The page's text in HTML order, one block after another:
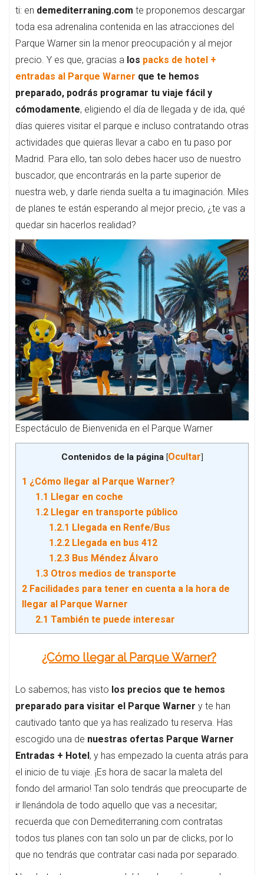
ti: en demediterraning.com te proponemos descargar
toda esa adrenalina contenida en las atracciones del
Parque Warner sin la menor preocupación y al mejor
precio. Y es que, gracias a los packs de hotel +
entradas al Parque Warner que te hemos
preparado, podrás programar tu viaje fácil y
cómodamente, eligiendo el día de llegada y de ida, qué
días quieres visitar el parque e incluso contratando otras
actividades que quieras llevar a cabo en tu paso por
Madrid. Para ello, tan solo debes hacer uso de nuestro
buscador, que encontrarás en la parte superior de
nuestra web, y darle rienda suelta a tu imaginación. Miles
de planes te están esperando al mejor precio, ¿te vas a
quedar sin hacerlos realidad?
Espectáculo de Bienvenida en el Parque Warner
Contenidos de la página [Ocultar]
1 ¿Cómo llegar al Parque Warner?
1.1 Llegar en coche
1.2Llegar en transporte público
1.2.1 Llegada en Renfe/Bus
1.2.2Llegada en bus 412
1.2.3Bus Méndez Álvaro
1.3Otros medios de transporte
2 Facilidades para tener en cuenta a la hora de
llegar al Parque Warner
2.1 También te puede interesar
¿Cómo llegar al Parque Warner?
Lo sabemos; has visto los precios que te hemos
preparado para visitar el Parque Warner y te han
cautivado tanto que ya has realizado tu reserva. Has
escogido una de nuestras ofertas Parque Warner
Entradas + Hotel, y has empezado la cuenta atrás para
el inicio de tu viaje. ¡Es hora de sacar la maleta del
fondo del armario! Tan solo tendrás que preocuparte de
ir llenándola de todo aquello que vas a necesitar;
recuerda que con Demediterraning.com contratas
todos tus planes con tan solo un par de clicks, por lo
que no tendrás que contratar casi nada por separado.